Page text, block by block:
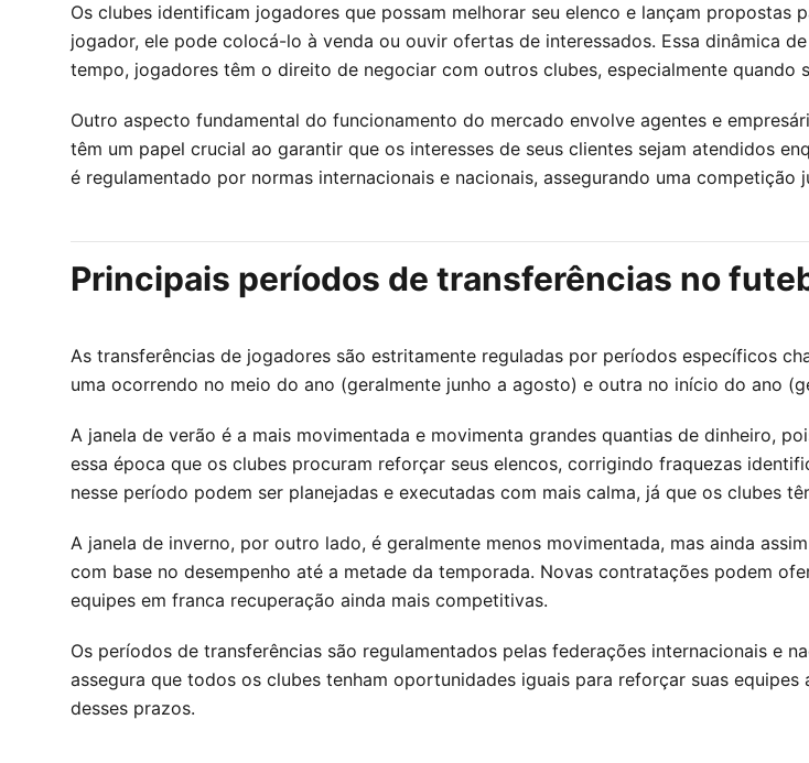
Os clubes identificam jogadores que possam melhorar seu elenco e lançam
jogador, ele pode colocá-lo à venda ou ouvir ofertas de interessados. Essa dinâmica
tempo, jogadores têm o direito de negociar com outros clubes, especialmente quando
Outro aspecto fundamental do funcionamento do mercado envolve agentes e
têm um papel crucial ao garantir que os interesses de seus clientes sejam atendidos
é regulamentado por normas internacionais e nacionais, assegurando uma competição
Principais períodos de transferências no
As transferências de jogadores são estritamente reguladas por períodos específicos
uma ocorrendo no meio do ano (geralmente junho a agosto) e outra no início do ano
A janela de verão é a mais movimentada e movimenta grandes quantias de dinheiro,
essa época que os clubes procuram reforçar seus elencos, corrigindo fraquezas
nesse período podem ser planejadas e executadas com mais calma, já que os clubes
A janela de inverno, por outro lado, é geralmente menos movimentada, mas ainda
com base no desempenho até a metade da temporada. Novas contratações podem
equipes em franca recuperação ainda mais competitivas.
Os períodos de transferências são regulamentados pelas federações internacionais e
assegura que todos os clubes tenham oportunidades iguais para reforçar suas
desses prazos.